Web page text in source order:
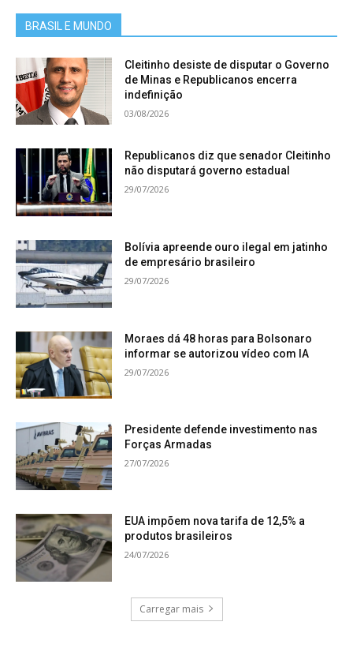
BRASIL E MUNDO
Cleitinho desiste de disputar o Governo
de Minas e Republicanos encerra
indefinição
03/08/2026
Republicanos diz que senador Cleitinho
não disputará governo estadual
29/07/2026
Bolívia apreende ouro ilegal em jatinho
de empresário brasileiro
29/07/2026
Moraes dá 48 horas para Bolsonaro
informar se autorizou vídeo com IA
29/07/2026
Presidente defende investimento nas
Forças Armadas
27/07/2026
EUA impõem nova tarifa de 12,5% a
produtos brasileiros
24/07/2026
Carregar mais